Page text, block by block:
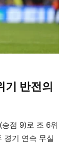
기 반전의
점 9)로 조 6위
경기 연속 무실